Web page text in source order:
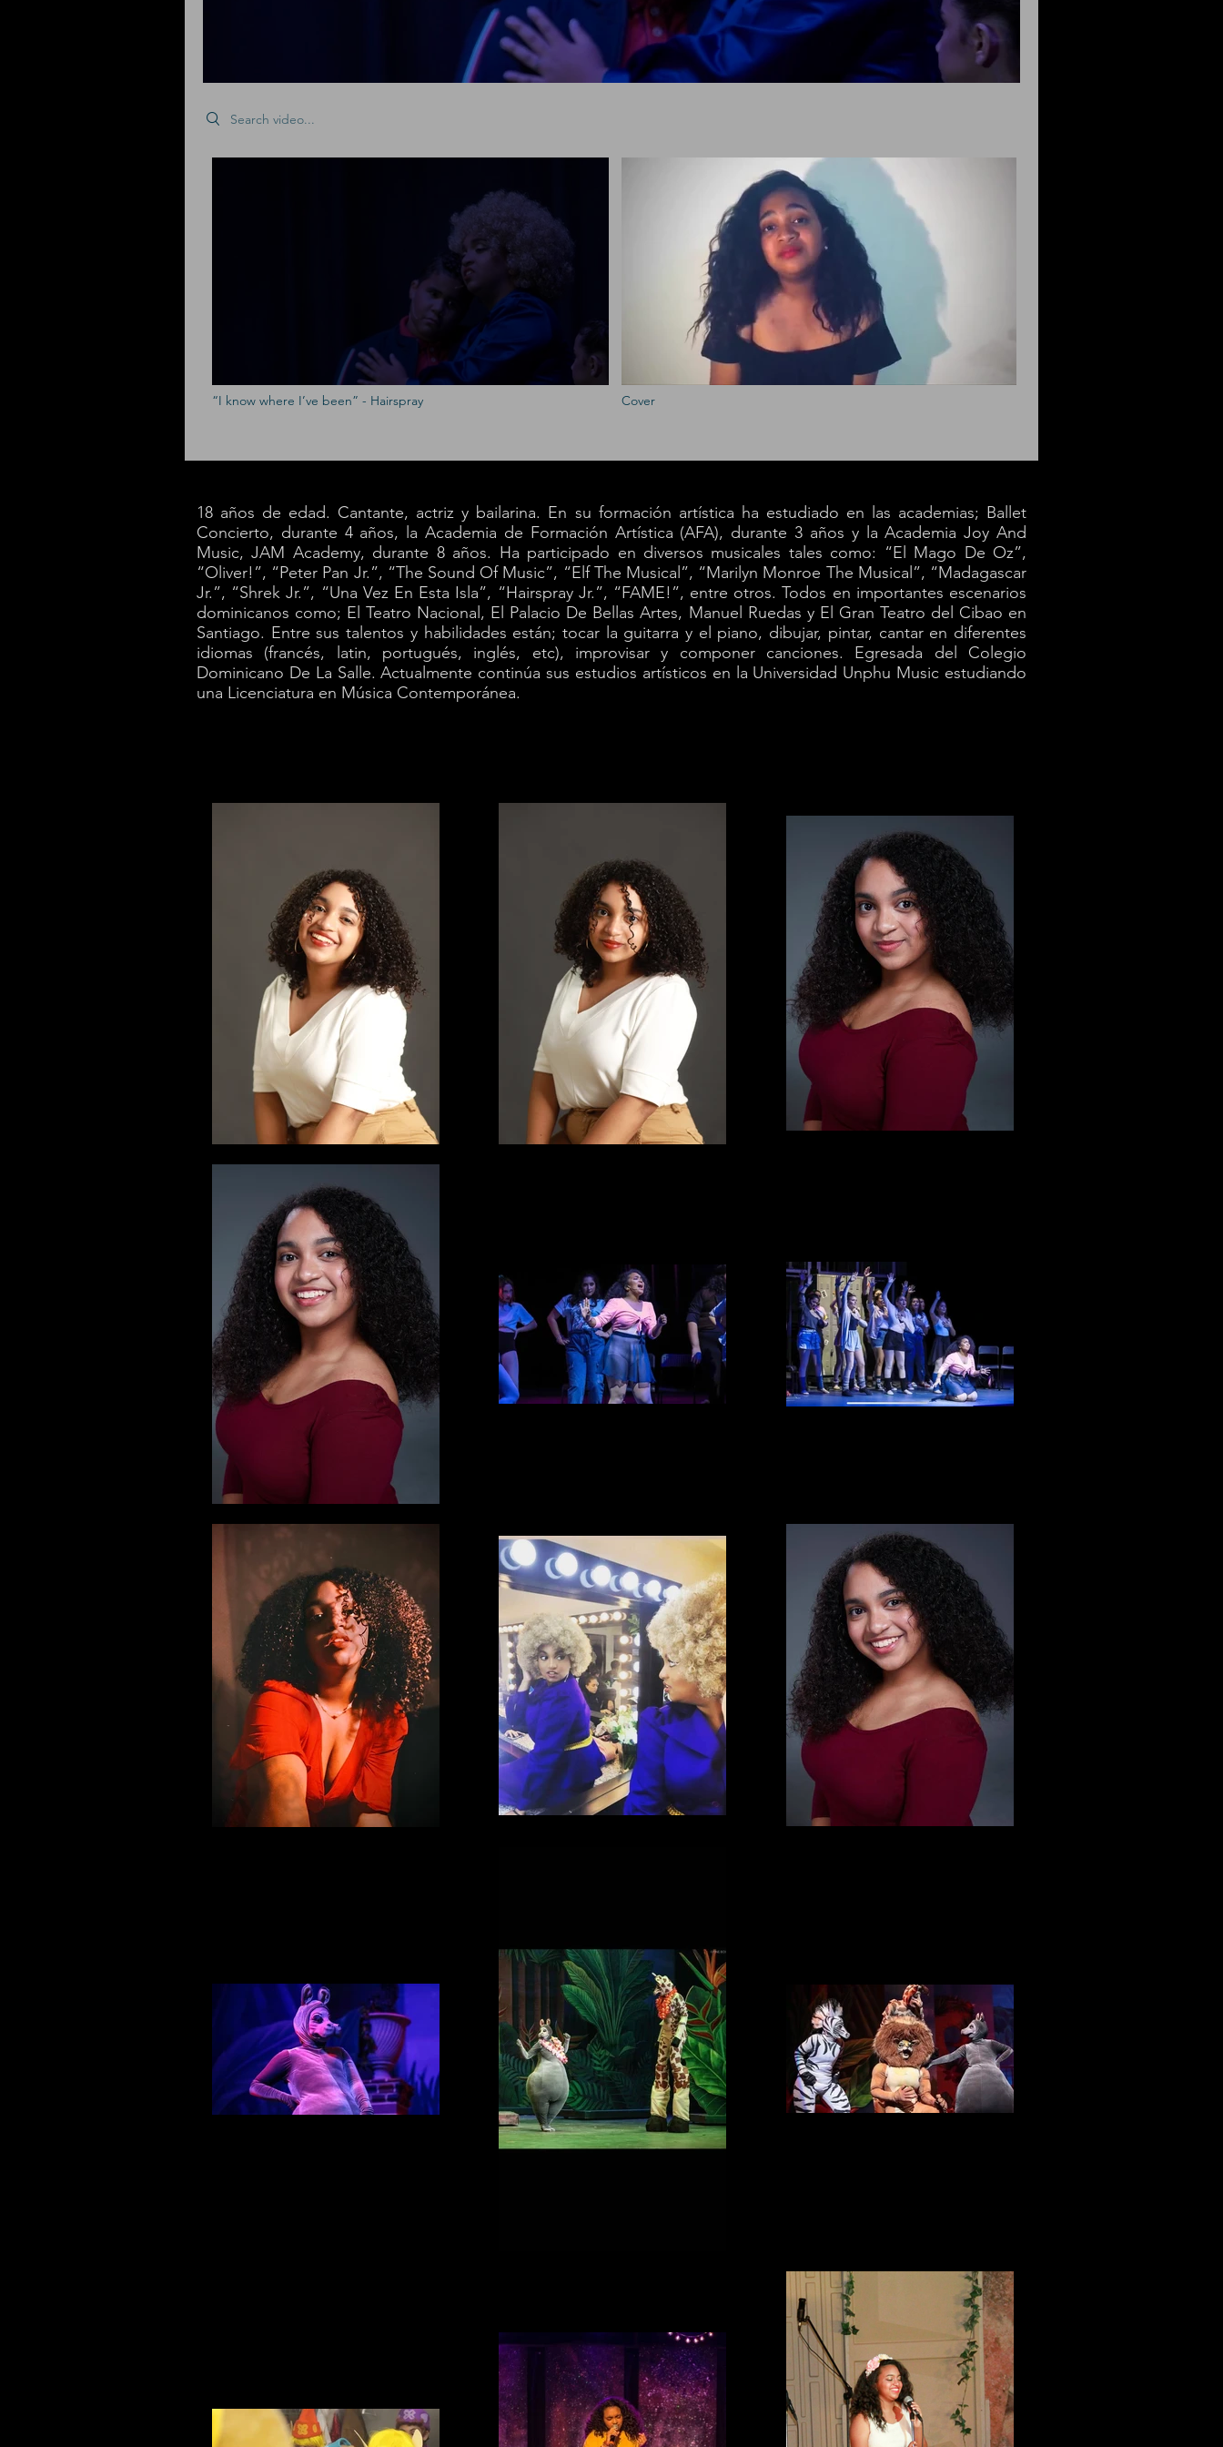
Search videos
“I know where I’ve been” - Hairspray Cover
18 años de edad. Cantante, actriz y bailarina. En su formación artística ha estudiado en las academias; Ballet
Concierto, durante 4 años, la Academia de Formación Artística (AFA), durante 3 años y la Academia Joy And
Music, JAM Academy, durante 8 años. Ha participado en diversos musicales tales como: “El Mago De Oz”,
“Oliver!”, “Peter Pan Jr.”, “The Sound Of Music”, “Elf The Musical”, “Marilyn Monroe The Musical”, “Madagascar
Jr.”, “Shrek Jr.”, “Una Vez En Esta Isla”, “Hairspray Jr.”, “FAME!”, entre otros. Todos en importantes escenarios
dominicanos como; El Teatro Nacional, El Palacio De Bellas Artes, Manuel Ruedas y El Gran Teatro del Cibao en
Santiago. Entre sus talentos y habilidades están; tocar la guitarra y el piano, dibujar, pintar, cantar en diferentes
idiomas (francés, latin, portugués, inglés, etc), improvisar y componer canciones. Egresada del Colegio
Dominicano De La Salle. Actualmente continúa sus estudios artísticos en la Universidad Unphu Music estudiando
una Licenciatura en Música Contemporánea.